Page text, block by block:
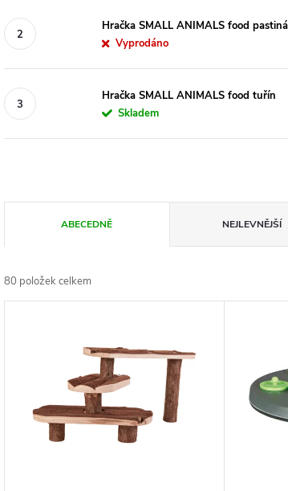
Hračka SMALL ANIMALS food
Vyprodáno
Hračka SMALL ANIMALS food tuřín
Skladem
a
z
ABECEDNĚ NEJLEVNĚJŠÍ
80 položek celkem